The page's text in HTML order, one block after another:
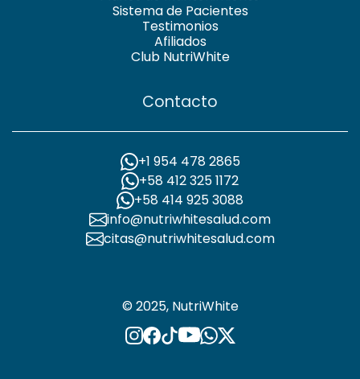
Sistema de Pacientes
Testimonios
Afiliados
Club NutriWhite
Contacto
+1 954 478 2865
+58 412 325 1172
+58 414 925 3088
info@nutriwhitesalud.com
citas@nutriwhitesalud.com
© 2025, NutriWhite